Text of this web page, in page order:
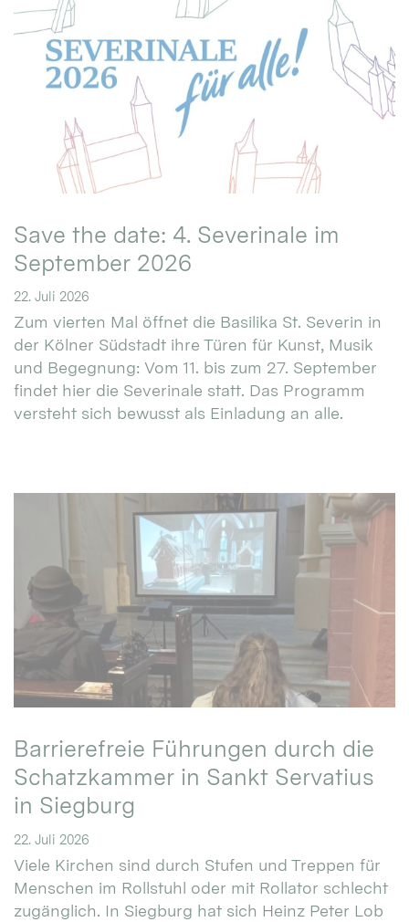
Save the date: 4. Severinale im
September 2026
22. Juli 2026
Zum vierten Mal öffnet die Basilika St. Severin in
der Kölner Südstadt ihre Türen für Kunst, Musik
und Begegnung: Vom 11. bis zum 27. September
findet hier die Severinale statt. Das Programm
versteht sich bewusst als Einladung an alle.
Barrierefreie Führungen durch die
Schatzkammer in Sankt Servatius
in Siegburg
22. Juli 2026
Viele Kirchen sind durch Stufen und Treppen für
Menschen im Rollstuhl oder mit Rollator schlecht
zugänglich. In Siegburg hat sich Heinz Peter Lob